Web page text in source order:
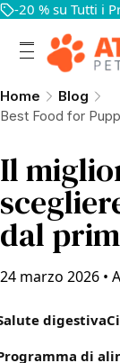
Home
Blog
Best Food for
Il
dal
24 marzo 2026 •
digestiva
di